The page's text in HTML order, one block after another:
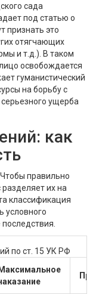
сада
под статью о
признать это
отягчающих
и т.д.). В таком
освобождается
гуманистический
на борьбу с
ущерба
как
правильно
их на
классификация
условного
по ст. 15 УК РФ
Максимальное